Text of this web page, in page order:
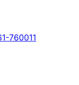
760011